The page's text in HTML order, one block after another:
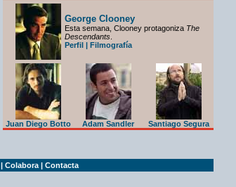
George Clooney
Esta semana, Clooney protagoniza The
Descendants
Perfil | Filmografía
Juan Diego Botto Adam Sandler Santiago Segura
| Colabora | Contacta